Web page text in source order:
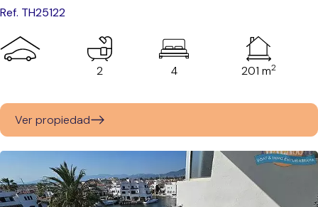
Ref. TH25122
2 4 201 m2
Ver propiedad